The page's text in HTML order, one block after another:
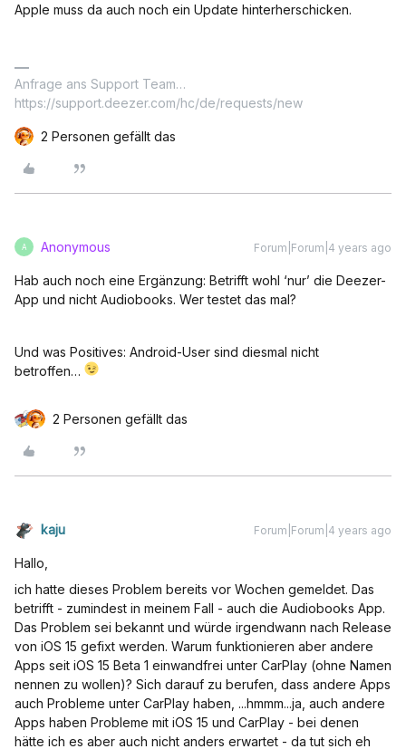
Apple muss da auch noch ein Update hinterherschicken.
Anfrage ans Support Team…
https://support.deezer.com/hc/de/requests/new
2 Personen gefällt das
A Anonymous Forum|Forum|4 years ago
Hab auch noch eine Ergänzung: Betrifft wohl ‘nur’ die Deezer-
App und nicht Audiobooks. Wer testet das mal?
Und was Positives: Android-User sind diesmal nicht
betroffen…
2 Personen gefällt das
kaju Forum|Forum|4 years ago
Hallo,
ich hatte dieses Problem bereits vor Wochen gemeldet. Das
betrifft - zumindest in meinem Fall - auch die Audiobooks App.
Das Problem sei bekannt und würde irgendwann nach Release
von iOS 15 gefixt werden. Warum funktionieren aber andere
Apps seit iOS 15 Beta 1 einwandfrei unter CarPlay (ohne Namen
nennen zu wollen)? Sich darauf zu berufen, dass andere Apps
auch Probleme unter CarPlay haben, ...hmmm...ja, auch andere
Apps haben Probleme mit iOS 15 und CarPlay - bei denen
hätte ich es aber auch nicht anders erwartet - da tut sich eh